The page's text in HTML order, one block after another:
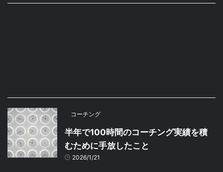
コーチング
半年で100時間のコーチング実績を積
むために手放したこと
2026/1/21